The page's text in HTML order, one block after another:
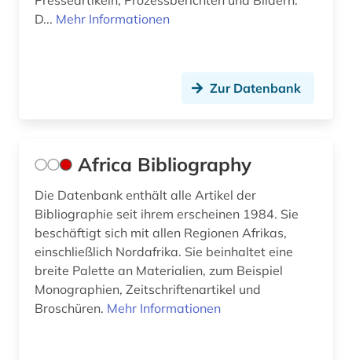
ecuador (1)
ehe (1)
eingliederung (1)
einreise (1)
D... Mehr Informationen
Zur Datenbank
Africa Bibliography
Die Datenbank enthält alle Artikel der
Bibliographie seit ihrem erscheinen 1984. Sie
beschäftigt sich mit allen Regionen Afrikas,
einschließlich Nordafrika. Sie beinhaltet eine
breite Palette an Materialien, zum Beispiel
Monographien, Zeitschriftenartikel und
Broschüren. Mehr Informationen